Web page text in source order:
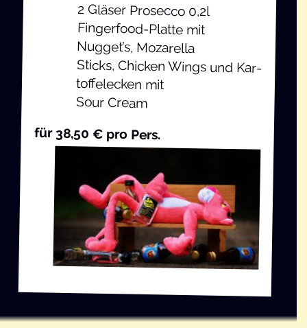
2 Glä­ser Pro­sec­co 0,2l
Fin­ger­food-Plat­te mit
Nugget’s, Mozarella
Sticks, Chi­cken Wings und Kar­
tof­fel­ecken mit
Sour Cream
für 38,50 € pro Pers.